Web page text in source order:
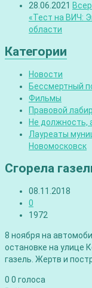
28.06.2021
«Тест на ВИЧ:
области
Категории
Новости
Бессмертный
Фильмы
Правовой
Не должность,
Лауреаты
Новомосковск
Сгорела
08.11.2018
0
1972
8 ноября на
остановке на улице
газель. Жертв и
0 0 голоса